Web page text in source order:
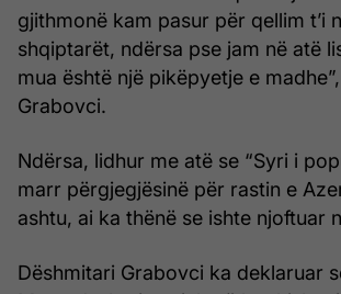
gjithmonë kam pasur për qellim t’i
shqiptarët, ndërsa pse jam në atë
mua është një pikëpyetje e
Grabovci.
Ndërsa, lidhur me atë se “Syri i
marr përgjegjësinë për rastin e
ashtu, ai ka thënë se ishte njoftuar
Dëshmitari Grabovci ka deklaruar